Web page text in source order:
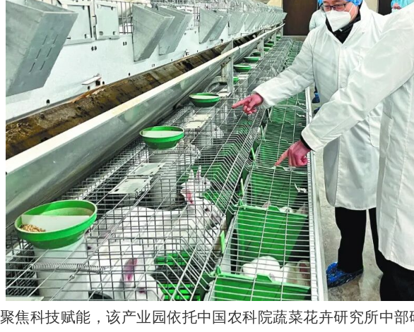
聚焦科技赋能，该产业园依托中国农科院蔬菜花卉研究所中